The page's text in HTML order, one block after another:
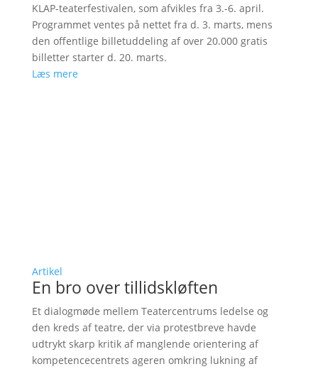
KLAP-teaterfestivalen, som afvikles fra 3.-6. april.
Programmet ventes på nettet fra d. 3. marts, mens
den offentlige billetuddeling af over 20.000 gratis
billetter starter d. 20. marts.
Læs mere
Artikel
En bro over tillidskløften
Et dialogmøde mellem Teatercentrums ledelse og
den kreds af teatre, der via protestbreve havde
udtrykt skarp kritik af manglende orientering af
kompetencecentrets ageren omkring lukning af